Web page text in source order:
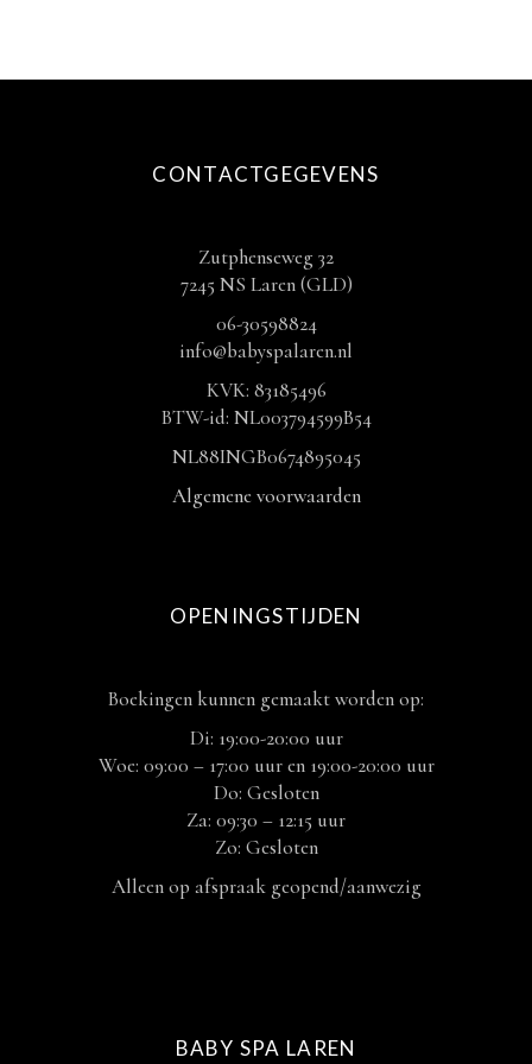
CONTACTGEGEVENS
Zutphenseweg 32
7245 NS Laren (GLD)
06-30598824
info@babyspalaren.nl
KVK: 83185496
BTW-id: NL003794599B54
NL88INGB0674895045
Algemene voorwaarden
OPENINGSTIJDEN
Boekingen kunnen gemaakt worden op:
Di: 19:00-20:00 uur
Woe: 09:00 – 17:00 uur en 19:00-20:00 uur
Do: Gesloten
Za: 09:30 – 12:15 uur
Zo: Gesloten
Alleen op afspraak geopend/aanwezig
BABY SPA LAREN